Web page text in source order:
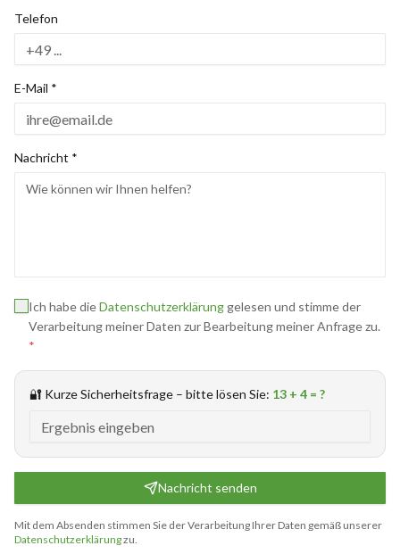
Telefon
E-Mail *
Nachricht *
Ich habe dieDatenschutzerklärung gelesen und stimme der
Verarbeitung meiner Daten zur Bearbeitung meiner Anfrage zu.
*
🔐 Kurze Sicherheitsfrage – bitte lösen Sie: 13 + 4 = ?
Nachricht senden
Mit dem Absenden stimmen Sie der Verarbeitung Ihrer Daten gemäß unserer
Datenschutzerklärungzu.